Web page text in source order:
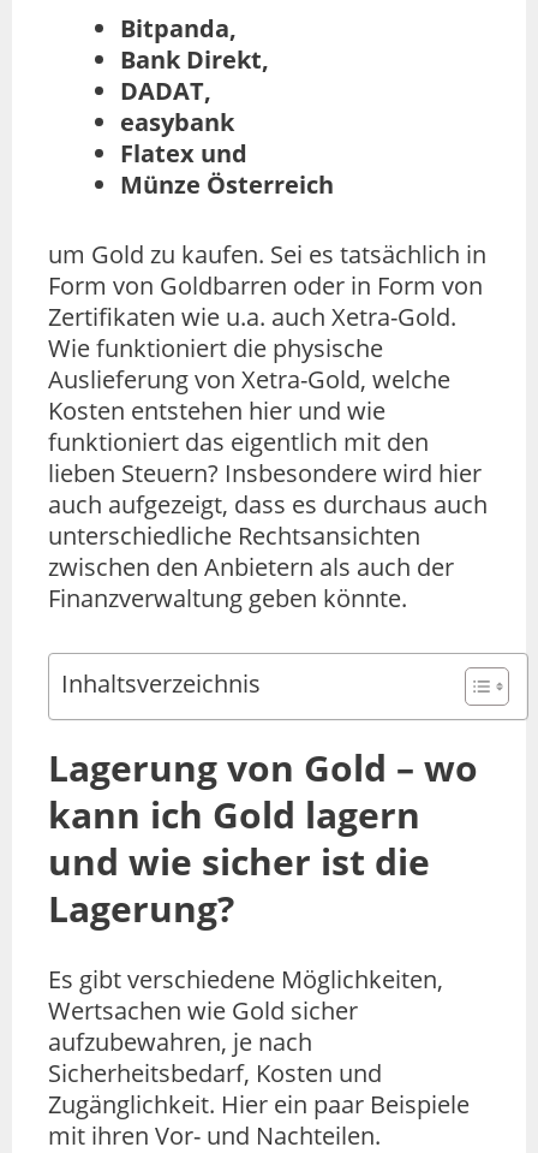
Bitpanda,
Bank Direkt,
DADAT,
easybank
Flatex und
Münze Österreich
um Gold zu kaufen. Sei es tatsächlich in
Form von Goldbarren oder in Form von
Zertifikaten wie u.a. auch Xetra-Gold.
Wie funktioniert die physische
Auslieferung von Xetra-Gold, welche
Kosten entstehen hier und wie
funktioniert das eigentlich mit den
lieben Steuern? Insbesondere wird hier
auch aufgezeigt, dass es durchaus auch
unterschiedliche Rechtsansichten
zwischen den Anbietern als auch der
Finanzverwaltung geben könnte.
Inhaltsverzeichnis
Lagerung von Gold – wo
kann ich Gold lagern
und wie sicher ist die
Lagerung?
Es gibt verschiedene Möglichkeiten,
Wertsachen wie Gold sicher
aufzubewahren, je nach
Sicherheitsbedarf, Kosten und
Zugänglichkeit. Hier ein paar Beispiele
mit ihren Vor- und Nachteilen.